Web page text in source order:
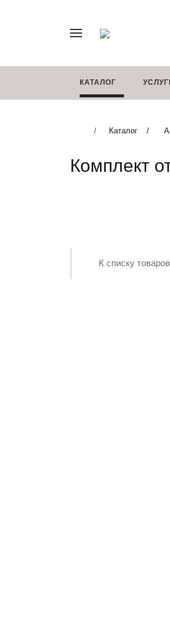
КАТАЛОГ
Каталог
Комплект
К списку товаров